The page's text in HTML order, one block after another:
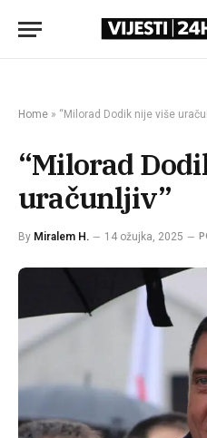
Home » “Milorad Dodik nije više
“Milorad
uračunljiv”
By Miralem H. 14 ožujka, 2025